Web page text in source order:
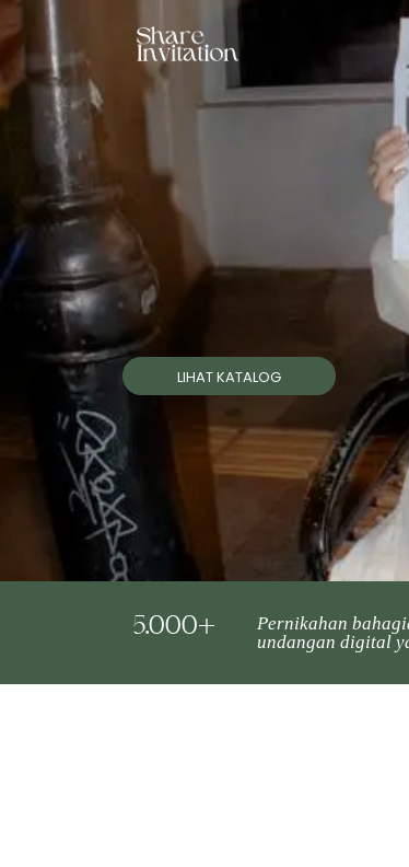
LIHAT KATALOG
5.000+
Pernikahan
undangan digital